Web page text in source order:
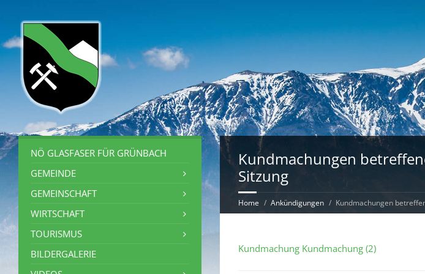
Kundmachungen
Sitzung
Home Ankündigungen Kundmachungen
Kundmachung Kundmachung (2)
NÖ GLASFASER FÜR GRÜNBACH
GEMEINDE
GEMEINSCHAFT
WIRTSCHAFT
TOURISMUS
BILDERGALERIE